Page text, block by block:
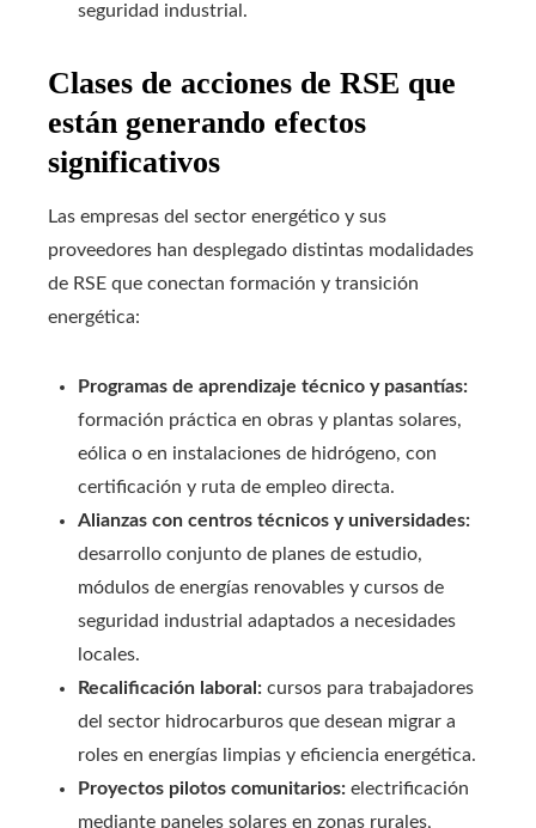
seguridad industrial.
Clases de acciones de RSE que
están generando efectos
significativos
Las empresas del sector energético y sus
proveedores han desplegado distintas modalidades
de RSE que conectan formación y transición
energética:
Programas de aprendizaje técnico y pasantías:
formación práctica en obras y plantas solares,
eólica o en instalaciones de hidrógeno, con
certificación y ruta de empleo directa.
Alianzas con centros técnicos y universidades:
desarrollo conjunto de planes de estudio,
módulos de energías renovables y cursos de
seguridad industrial adaptados a necesidades
locales.
Recalificación laboral: cursos para trabajadores
del sector hidrocarburos que desean migrar a
roles en energías limpias y eficiencia energética.
Proyectos pilotos comunitarios: electrificación
mediante paneles solares en zonas rurales,